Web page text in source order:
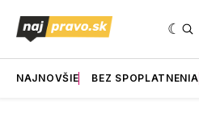
NAJNOVŠIE BEZ SPOPLATNENIA